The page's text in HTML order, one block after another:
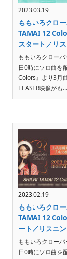
2023.03.19
ももいろクロ
TAMAI 12
スタート／リ
ももいろクロー
日0時にソロ曲を
Colors』より3月
TEASER映像がも...
2023.02.19
ももいろクロ
TAMAI 12
ート／リスニ
ももいろクロー
日0時にソロ曲を